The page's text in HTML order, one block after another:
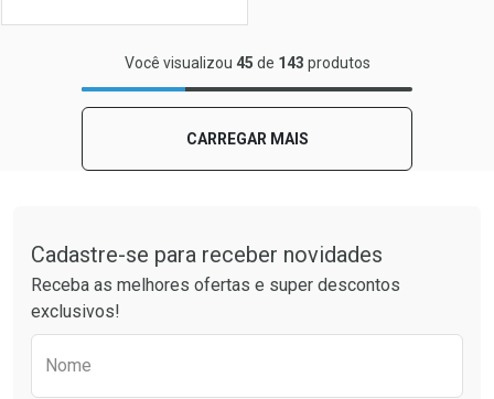
FECHAR
Laboratório
FECHAR
Por Menos
Você visualizou 45 de 143 produtos
CARREGAR MAIS
Cadastre-se para receber novidades
Receba as melhores ofertas e super descontos
exclusivos!
Nome